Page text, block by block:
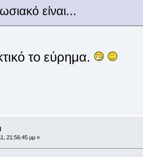
είναι...
το εύρημα.
21:56:45 μμ »